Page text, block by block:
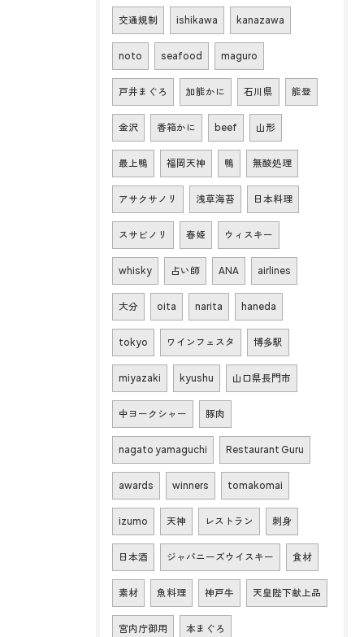
交通規制 ishikawa kanazawa
noto seafood maguro
戸井まぐろ 加能かに 石川県 能登
金沢 香箱かに beef 山形
最上鴨 福岡天神 鴨 無酸処理
アサクサノリ 浅草海苔 日本料理
スサビノリ 春姫 ウィスキー
whisky 占い師 ANA airlines
大分 oita narita haneda
tokyo ワインフェスタ 博多駅
miyazaki kyushu 山口県長門市
中ヨークシャー 豚肉
nagato yamaguchi Restaurant Guru
awards winners tomakomai
izumo 天神 レストラン 刺身
日本酒 ジャパニーズウイスキー 食材
素材 魚料理 神戸牛 天皇陛下献上品
宮内庁御用 本まぐろ